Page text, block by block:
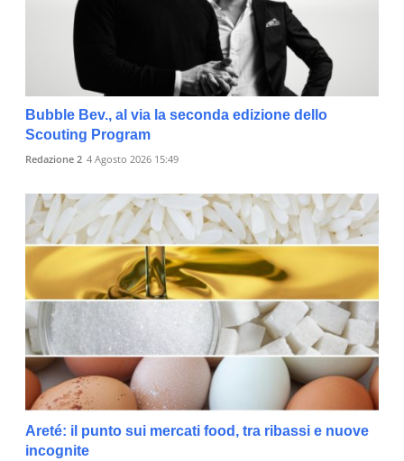
Bubble Bev., al via la seconda edizione dello
Scouting Program
Redazione 2 4 Agosto 2026 15:49
Areté: il punto sui mercati food, tra ribassi e nuove
incognite